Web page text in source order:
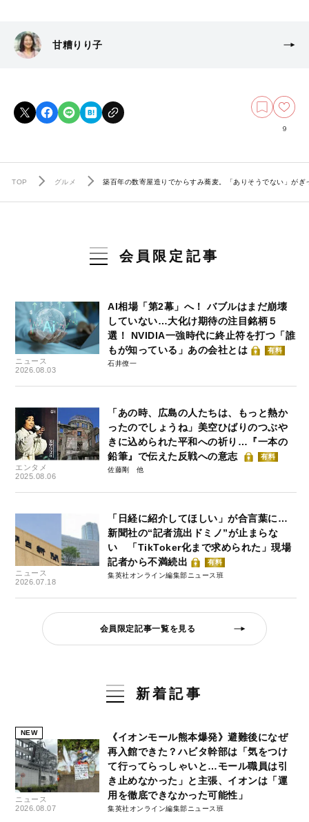
甘糟りり子
9
TOP グルメ 築百年の数寄屋造りでからすみ蕎麦。「ありそうでない」が
会員限定記事
ニュース
2026.08.03
AI相場「第2幕」へ！ バブルはまだ崩壊
していない…大化け期待の注目銘柄５
選！ NVIDIA一強時代に終止符を打つ「誰
もが知っている」あの会社とは
有料
石井僚一
エンタメ
2025.08.06
「あの時、広島の人たちは、もっと熱か
ったのでしょうね」美空ひばりのつぶや
きに込められた平和への祈り…『一本の
鉛筆』で伝えた反戦への意志
有料
佐藤剛
ニュース
2026.07.18
「日経に紹介してほしい」が合言葉に…
新聞社の“記者流出ドミノ”が止まらな
い 「TikToker化まで求められた」現場
記者から不満続出
有料
集英社オンライン編集部ニュース班
会員限定記事一覧を見る
新着記事
NEW
ニュース
2026.08.07
《イオンモール熊本爆発》避難後になぜ
再入館できた？ハビタ幹部は「気をつけ
て行ってらっしゃいと…モール職員は引
き止めなかった」と主張、イオンは「運
用を徹底できなかった可能性」
集英社オンライン編集部ニュース班